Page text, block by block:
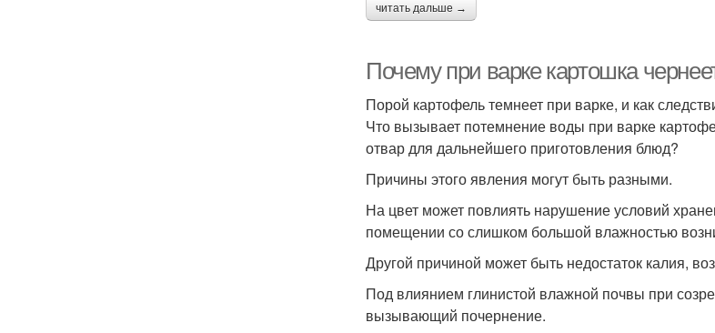
читать дальше →
Почему при варке картошка
Порой картофель темнеет при варке, и как
Что вызывает потемнение воды при варке
отвар для дальнейшего приготовления блюд?
Причины этого явления могут быть разными.
На цвет может повлиять нарушение условий
помещении со слишком большой влажностью
Другой причиной может быть недостаток калия,
Под влиянием глинистой влажной почвы при
вызывающий почернение.